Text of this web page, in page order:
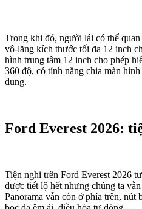
Trong khi đó, người lái có thể
vô-lăng kích thước tối đa 12 inch
hình trung tâm 12 inch cho phép
360 độ, có tính năng chia màn
dung.
Ford Everest 2026:
Tiện nghi trên Ford Everest 2026
được tiết lộ hết nhưng chúng ta
Panorama vẫn còn ở phía trên, nút